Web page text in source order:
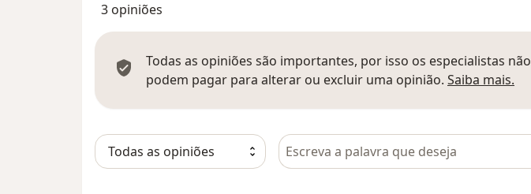
3 opiniões
Todas as opiniões são importantes, por isso os especialistas não
podem pagar para alterar ou excluir uma opinião. Saiba mais.
Pesquisar em opiniões